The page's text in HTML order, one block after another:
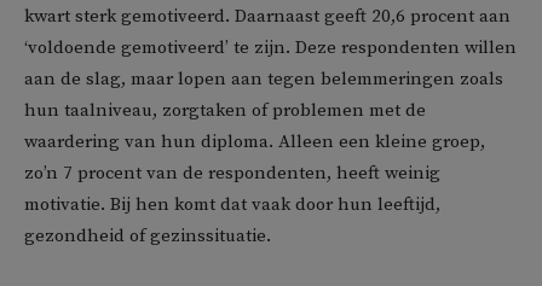
kwart sterk gemotiveerd. Daarnaast geeft 20,6 procent aan
‘voldoende gemotiveerd’ te zijn. Deze respondenten willen
aan de slag, maar lopen aan tegen belemmeringen zoals
hun taalniveau, zorgtaken of problemen met de
waardering van hun diploma. Alleen een kleine groep,
zo’n 7 procent van de respondenten, heeft weinig
motivatie. Bij hen komt dat vaak door hun leeftijd,
gezondheid of gezinssituatie.